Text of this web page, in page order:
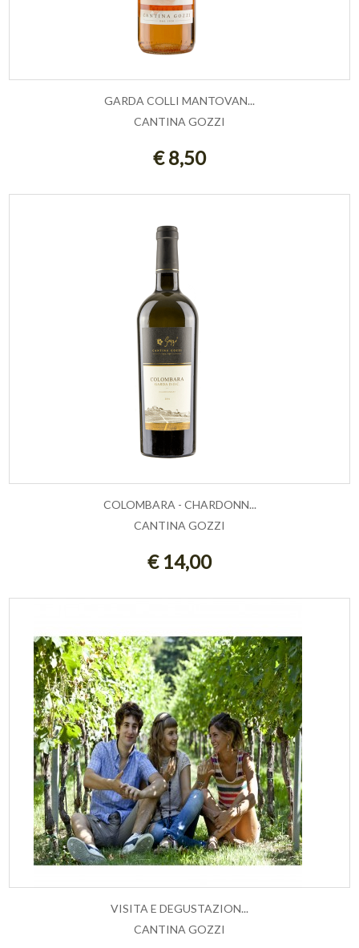
AGGIUNGI AL CARRELLO
GARDA COLLI MANTOVAN...
CANTINA GOZZI
€ 8,50
AGGIUNGI AL CARRELLO
COLOMBARA - CHARDONN...
CANTINA GOZZI
€ 14,00
AGGIUNGI AL CARRELLO
VISITA E DEGUSTAZION...
CANTINA GOZZI